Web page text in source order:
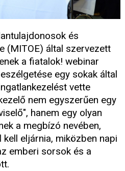
és
(MITOE) által szervezett
a fiatalok! webinar
egy sokak által
vette
nem egyszerűen egy
hanem egy olyan
a megbízó nevében,
eljárnia, miközben napi
emberi sorsok és a